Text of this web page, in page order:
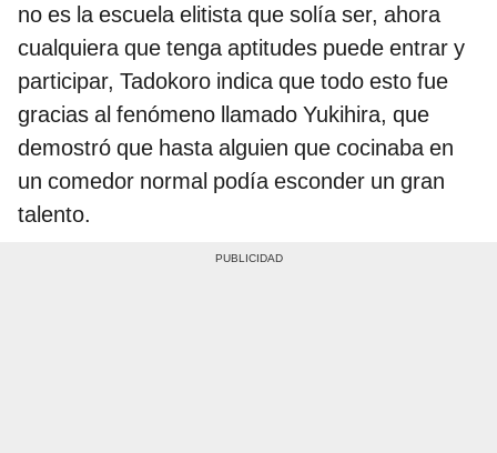
no es la escuela elitista que solía ser, ahora
cualquiera que tenga aptitudes puede entrar y
participar, Tadokoro indica que todo esto fue
gracias al fenómeno llamado Yukihira, que
demostró que hasta alguien que cocinaba en
un comedor normal podía esconder un gran
talento.